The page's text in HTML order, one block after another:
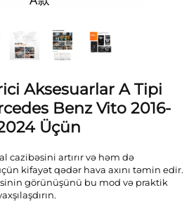
Aksesuarlar A Tipi
Benz Vito 2016-
Üçün
cazibəsini artırır və həm də
kifayət qədər hava axını təmin edir.
görünüşünü bu mod və praktik